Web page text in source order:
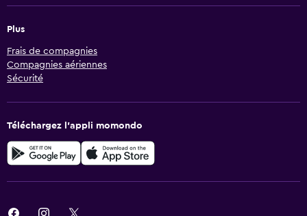
Plus
Frais de compagnies
Compagnies aériennes
Sécurité
Téléchargez l’appli momondo